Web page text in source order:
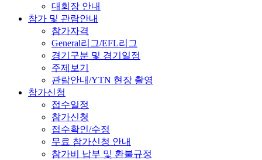
대회장 안내
참가 및 관람안내
참가자격
General리그/EFL리그
경기구분 및 경기일정
주제보기
관람안내/YTN 현장 촬영
참가신청
접수일정
참가신청
접수확인/수정
무료 참가신청 안내
참가비 납부 및 환불규정